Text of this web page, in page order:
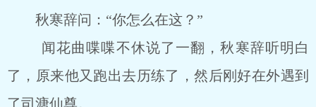
秋寒辞问：“你怎么在这？”
闻花曲喋喋不休说了一翻，秋寒辞听明白
了，原来他又跑出去历练了，然后刚好在外遇到
了司溏仙尊。